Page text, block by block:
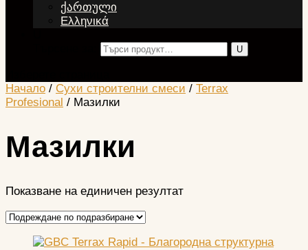
ქართული
Ελληνικά
Начало / Сухи строителни смеси / Terrax
Profesional / Мазилки
Мазилки
Показване на единичен резултат